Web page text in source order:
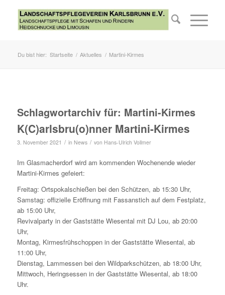
Du bist hier: Startseite / Aktuelles / Martini-Kirmes
Schlagwortarchiv für: Martini-Kirmes
K(C)arlsbru(o)nner Martini-Kirmes
3. November 2021 / in News / von Hans-Ulrich Vollmer
Im Glasmacherdorf wird am kommenden Wochenende wieder
Martini-Kirmes gefeiert:
Freitag: Ortspokalschießen bei den Schützen, ab 15:30 Uhr,
Samstag: offizielle Eröffnung mit Fassanstich auf dem Festplatz,
ab 15:00 Uhr,
Revivalparty in der Gaststätte Wiesental mit DJ Lou, ab 20:00
Uhr,
Montag, Kirmesfrühschoppen in der Gaststätte Wiesental, ab
11:00 Uhr,
Dienstag, Lammessen bei den Wildparkschützen, ab 18:00 Uhr,
Mittwoch, Heringsessen in der Gaststätte Wiesental, ab 18:00
Uhr.